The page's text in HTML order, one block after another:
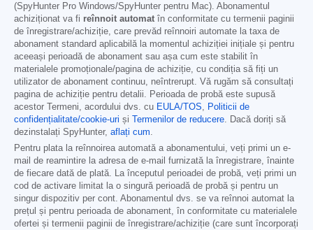
(SpyHunter Pro Windows/SpyHunter pentru Mac). Abonamentul
achiziționat va fi reînnoit automat în conformitate cu termenii paginii
de înregistrare/achiziție, care prevăd reînnoiri automate la taxa de
abonament standard aplicabilă la momentul achiziției inițiale și pentru
aceeași perioadă de abonament sau așa cum este stabilit în
materialele promoționale/pagina de achiziție, cu condiția să fiți un
utilizator de abonament continuu, neîntrerupt. Vă rugăm să consultați
pagina de achiziție pentru detalii. Perioada de probă este supusă
acestor Termeni, acordului dvs. cu EULA/TOS
Politicii de
confidențialitate/cookie-uri și Termenilor de reducere . Dacă doriți să
dezinstalați SpyHunter, aflați cum
Pentru plata la reînnoirea automată a abonamentului, veți primi un e-
mail de reamintire la adresa de e-mail furnizată la înregistrare, înainte
de fiecare dată de plată. La începutul perioadei de probă, veți primi un
cod de activare limitat la o singură perioadă de probă și pentru un
singur dispozitiv per cont. Abonamentul dvs. se va reînnoi automat la
prețul și pentru perioada de abonament, în conformitate cu materialele
ofertei și termenii paginii de înregistrare/achiziție (care sunt încorporați